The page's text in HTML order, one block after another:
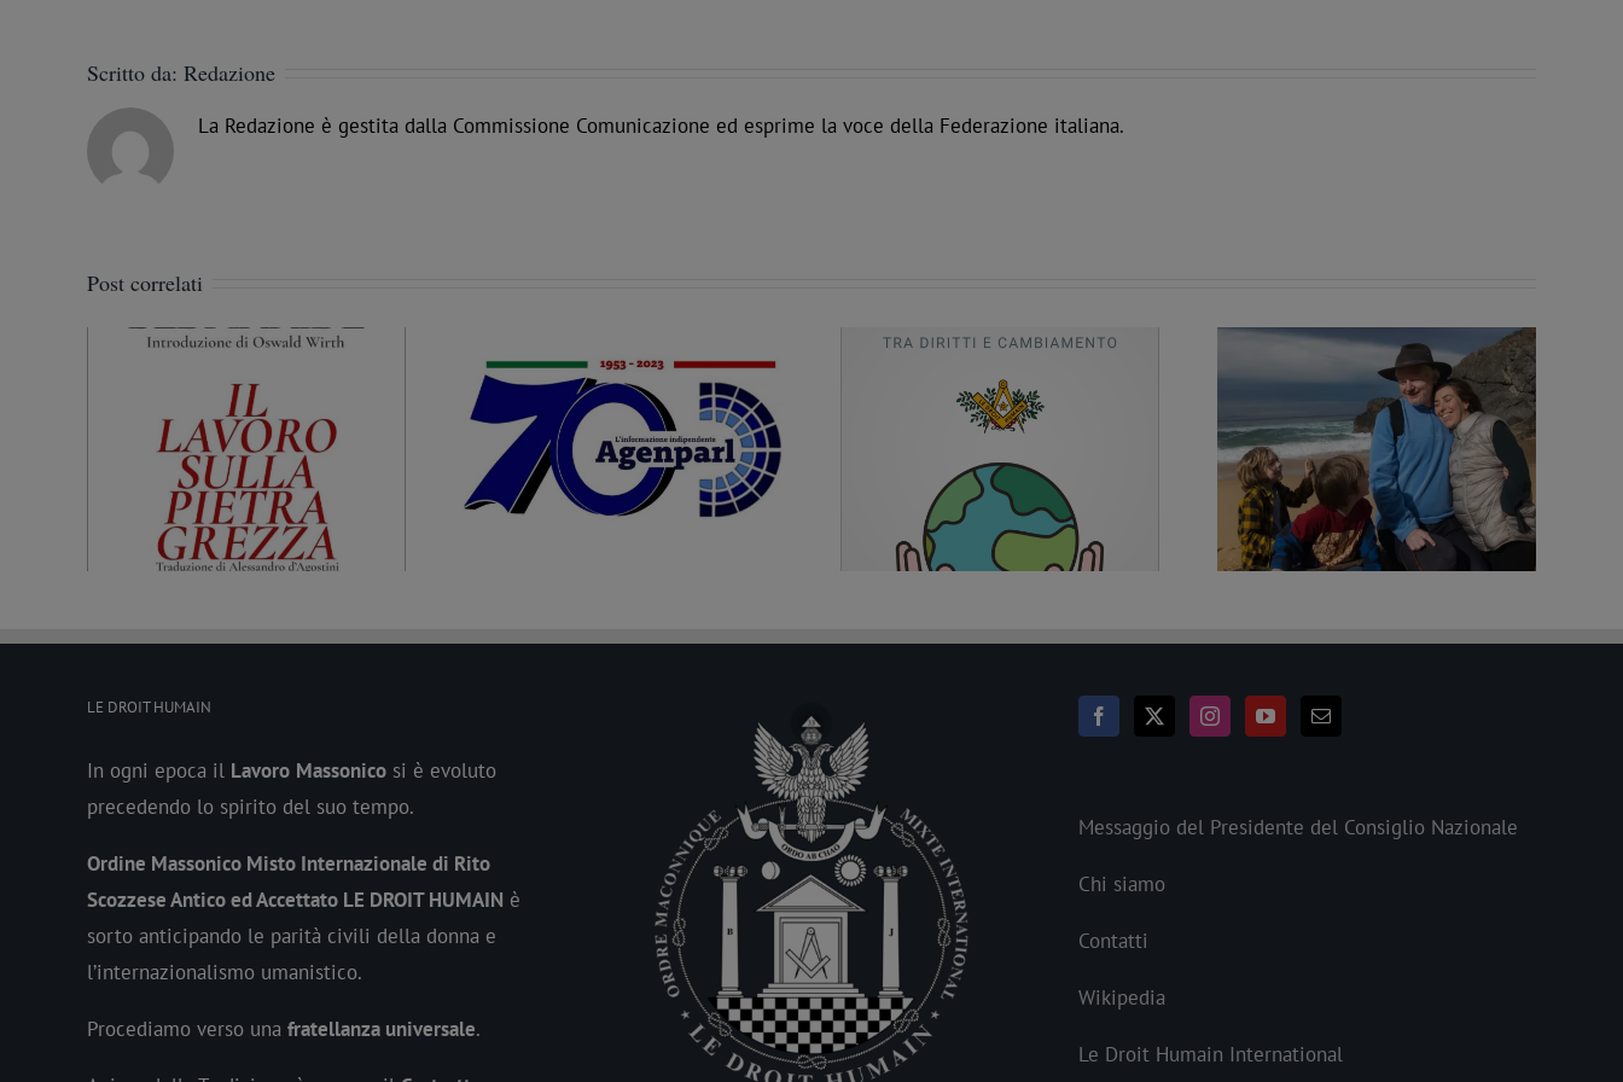
Scritto da: Redazione
La Redazione è gestita dalla Commissione Comunicazione ed esprime la voce della Federazione italiana.
Post correlati
Massoneria a Palermo. AgenParl
intervista il Fratello Nicola Pàntano
Fratellanza e Ambiente, tra diritti e
cambiamento. Un nuovo documento
della Commissione Prospettive sociali
Julian Assange in una fotografia con la
famiglia
Un libro per ricordare i cento anni dalla
legge contro la Massoneria
LE DROIT HUMAIN
In ogni epoca il Lavoro Massonico si è evoluto
precedendo lo spirito del suo tempo.
Ordine Massonico Misto Internazionale di Rito
Scozzese Antico ed Accettato LE DROIT HUMAIN è
sorto anticipando le parità civili della donna e
l’internazionalismo umanistico.
Procediamo verso una fratellanza universale.
Messaggio del Presidente del Consiglio Nazionale
Chi siamo
Contatti
Wikipedia
Le Droit Humain International